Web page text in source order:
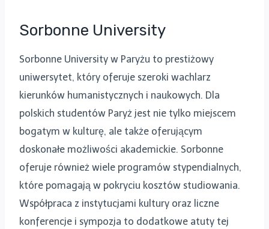
Sorbonne University
Sorbonne University w Paryżu to prestiżowy
uniwersytet, który oferuje szeroki wachlarz
kierunków humanistycznych i naukowych. Dla
polskich studentów Paryż jest nie tylko miejscem
bogatym w kulturę, ale także oferującym
doskonałe możliwości akademickie. Sorbonne
oferuje również wiele programów stypendialnych,
które pomagają w pokryciu kosztów studiowania.
Współpraca z instytucjami kultury oraz liczne
konferencje i sympozja to dodatkowe atuty tej